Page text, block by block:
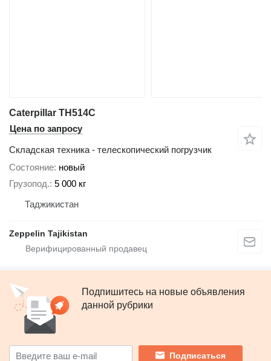
Caterpillar TH514C
Цена по запросу
Складская техника - телескопический погрузчик
Состояние новый
Грузопод. 5 000 кг
Таджикистан
Zeppelin Tajikistan
Подпишитесь на новые объявления
данной рубрики
Подписаться